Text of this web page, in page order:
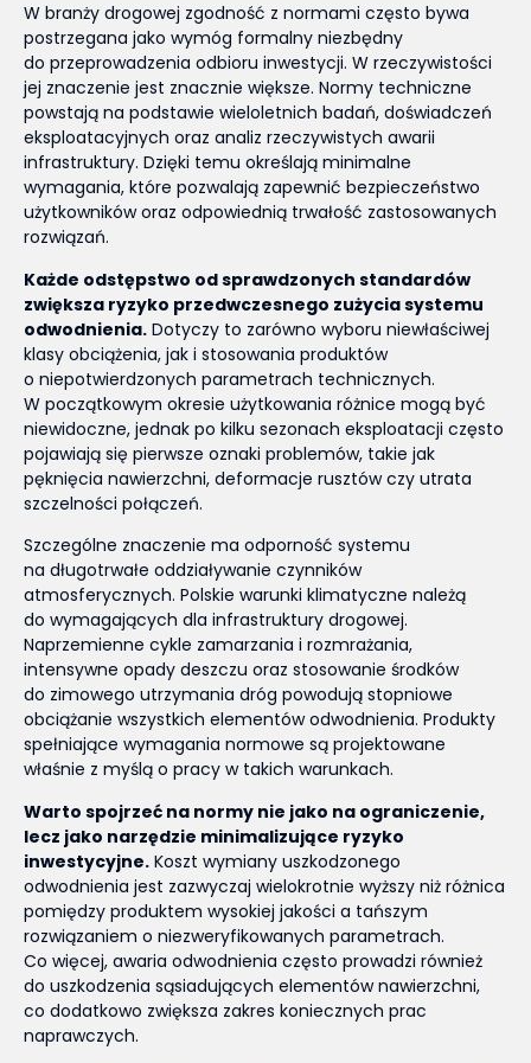
W branży drogowej zgodność z normami często bywa
postrzegana jako wymóg formalny niezbędny
do przeprowadzenia odbioru inwestycji. W rzeczywistości
jej znaczenie jest znacznie większe. Normy techniczne
powstają na podstawie wieloletnich badań, doświadczeń
eksploatacyjnych oraz analiz rzeczywistych awarii
infrastruktury. Dzięki temu określają minimalne
wymagania, które pozwalają zapewnić bezpieczeństwo
użytkowników oraz odpowiednią trwałość zastosowanych
rozwiązań.
Każde odstępstwo od sprawdzonych standardów
zwiększa ryzyko przedwczesnego zużycia systemu
odwodnienia. Dotyczy to zarówno wyboru niewłaściwej
klasy obciążenia, jak i stosowania produktów
o niepotwierdzonych parametrach technicznych.
W początkowym okresie użytkowania różnice mogą być
niewidoczne, jednak po kilku sezonach eksploatacji często
pojawiają się pierwsze oznaki problemów, takie jak
pęknięcia nawierzchni, deformacje rusztów czy utrata
szczelności połączeń.
Szczególne znaczenie ma odporność systemu
na długotrwałe oddziaływanie czynników
atmosferycznych. Polskie warunki klimatyczne należą
do wymagających dla infrastruktury drogowej.
Naprzemienne cykle zamarzania i rozmrażania,
intensywne opady deszczu oraz stosowanie środków
do zimowego utrzymania dróg powodują stopniowe
obciążanie wszystkich elementów odwodnienia. Produkty
spełniające wymagania normowe są projektowane
właśnie z myślą o pracy w takich warunkach.
Warto spojrzeć na normy nie jako na ograniczenie,
lecz jako narzędzie minimalizujące ryzyko
inwestycyjne. Koszt wymiany uszkodzonego
odwodnienia jest zazwyczaj wielokrotnie wyższy niż różnica
pomiędzy produktem wysokiej jakości a tańszym
rozwiązaniem o niezweryfikowanych parametrach.
Co więcej, awaria odwodnienia często prowadzi również
do uszkodzenia sąsiadujących elementów nawierzchni,
co dodatkowo zwiększa zakres koniecznych prac
naprawczych.